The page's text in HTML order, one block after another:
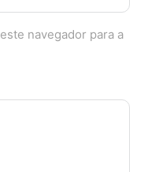
navegador para a